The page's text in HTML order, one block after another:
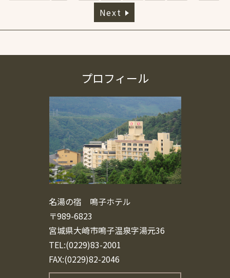
Next
プロフィール
名湯の宿 鳴子ホテル
〒989-6823
宮城県大崎市鳴子温泉字湯元36
TEL:(0229)83-2001
FAX:(0229)82-2046